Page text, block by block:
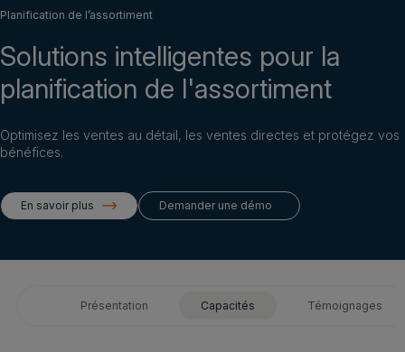
Clients
Ressources
Société
Demander une démo
Planification de l’assortiment
Solutions intelligentes pour la
planification de l'assortiment
Optimisez les ventes au détail, les ventes directes et protégez vos
bénéfices.
En savoir plus Demander une démo
Présentation Capacités Témoignages